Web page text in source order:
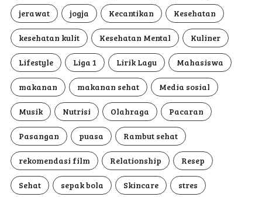
jerawat jogja Kecantikan Kesehatan
kesehatan kulit Kesehatan Mental Kuliner
Lifestyle Liga 1 Lirik Lagu Mahasiswa
makanan makanan sehat Media sosial
Musik Nutrisi Olahraga Pacaran
Pasangan puasa Rambut sehat
rekomendasi film Relationship Resep
Sehat sepak bola Skincare stres